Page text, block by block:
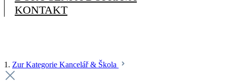
KONTAKT
1. Zur Kategorie Kancelář & Škola